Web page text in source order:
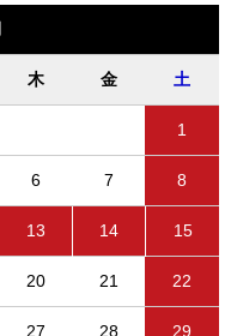
木 金 土
1
6 7 8
13 14 15
20 21 22
27 28 29